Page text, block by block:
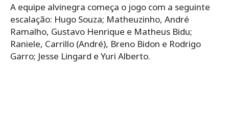
A equipe alvinegra começa o jogo com a seguinte
escalação: Hugo Souza; Matheuzinho, André
Ramalho, Gustavo Henrique e Matheus Bidu;
Raniele, Carrillo (André), Breno Bidon e Rodrigo
Garro; Jesse Lingard e Yuri Alberto.